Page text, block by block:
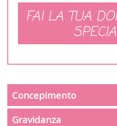
FAI LA TUA
Concepimento
Gravidanza